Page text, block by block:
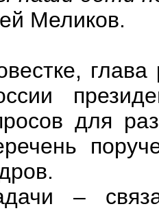
Меликов.
для
–